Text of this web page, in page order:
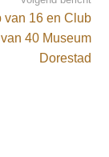
van 16 en Club
van 40 Museum
Dorestad